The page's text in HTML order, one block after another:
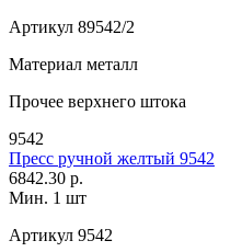
Артикул 89542/2
Материал металл
Прочее верхнего штока
9542
Пресс ручной желтый 9542
6842.30 р.
Мин. 1 шт
Артикул 9542